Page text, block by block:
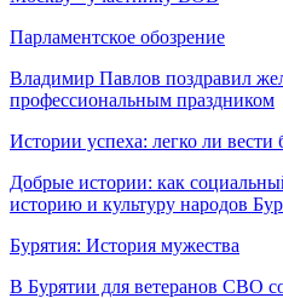
Парламентское обозрение
Владимир Павлов поздравил
профессиональным праздником
Истории успеха: легко ли вести
Добрые истории: как
историю и культуру народов
Бурятия: История мужества
В Бурятии для ветеранов СВО